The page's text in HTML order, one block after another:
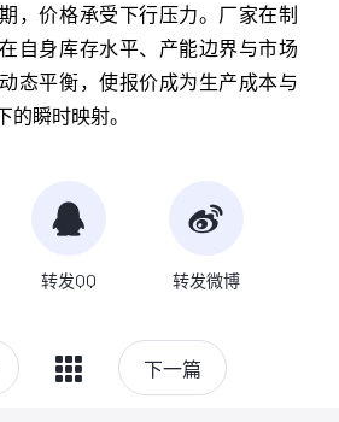
，价格承受下行压力。厂家在制
自身库存水平、产能边界与市场
态平衡，使报价成为生产成本与
的瞬时映射。
转发QQ 转发微博
下一篇